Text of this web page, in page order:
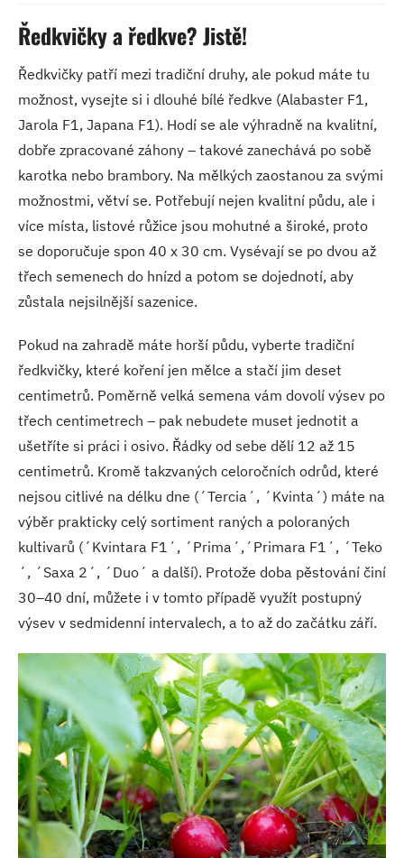
Ředkvičky a ředkve? Jistě!
Ředkvičky patří mezi tradiční druhy, ale pokud máte tu
možnost, vysejte si i dlouhé bílé ředkve (Alabaster F1,
Jarola F1, Japana F1). Hodí se ale výhradně na kvalitní,
dobře zpracované záhony – takové zanechává po sobě
karotka nebo brambory. Na mělkých zaostanou za svými
možnostmi, větví se. Potřebují nejen kvalitní půdu, ale i
více místa, listové růžice jsou mohutné a široké, proto
se doporučuje spon 40 x 30 cm. Vysévají se po dvou až
třech semenech do hnízd a potom se dojednotí, aby
zůstala nejsilnější sazenice.
Pokud na zahradě máte horší půdu, vyberte tradiční
ředkvičky, které koření jen mělce a stačí jim deset
centimetrů. Poměrně velká semena vám dovolí výsev po
třech centimetrech – pak nebudete muset jednotit a
ušetříte si práci i osivo. Řádky od sebe dělí 12 až 15
centimetrů. Kromě takzvaných celoročních odrůd, které
nejsou citlivé na délku dne (´Tercia´, ´Kvinta´) máte na
výběr prakticky celý sortiment raných a poloraných
kultivarů (´Kvintara F1´, ´Prima´,´Primara F1´, ´Teko
´, ´Saxa 2´, ´Duo´ a další). Protože doba pěstování činí
30–40 dní, můžete i v tomto případě využít postupný
výsev v sedmidenní intervalech, a to až do začátku září.